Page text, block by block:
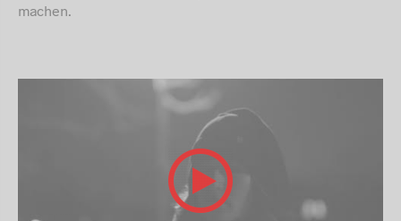
machen.